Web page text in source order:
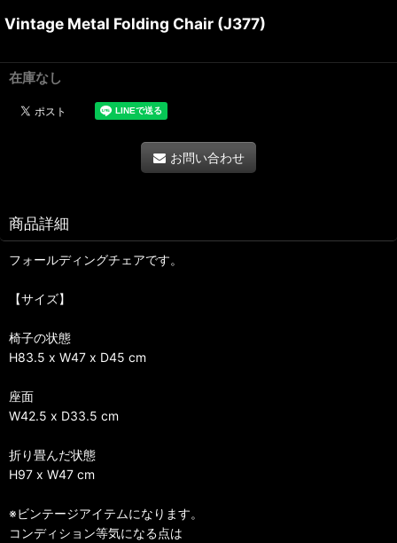
Vintage Metal Folding Chair (J377)
在庫なし
お問い合わせ
商品詳細
フォールディングチェアです。
【サイズ】
椅子の状態
H83.5 x W47 x D45 cm
座面
W42.5 x D33.5 cm
折り畳んだ状態
H97 x W47 cm
※ビンテージアイテムになります。
コンディション等気になる点は